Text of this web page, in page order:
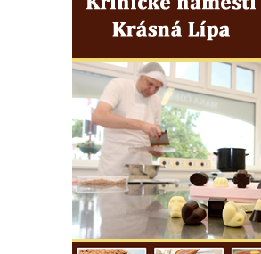
Pomník obětem válek v Jeníkově
Pamětní deska obětem 1. světové války na
kapli Panny Marie v Lahošti
Pomník obětem 2. světové války v parku v
Mikulášovicích
Pomník obětem bombardování 8. 5. 1945 v
ulici U Plovárny ve Frýdlantu
Pamětní deska Rumburské vzpoury na
Základní škole Tyršova v Rumburku
Socha Nepokořený v parku Rumburské